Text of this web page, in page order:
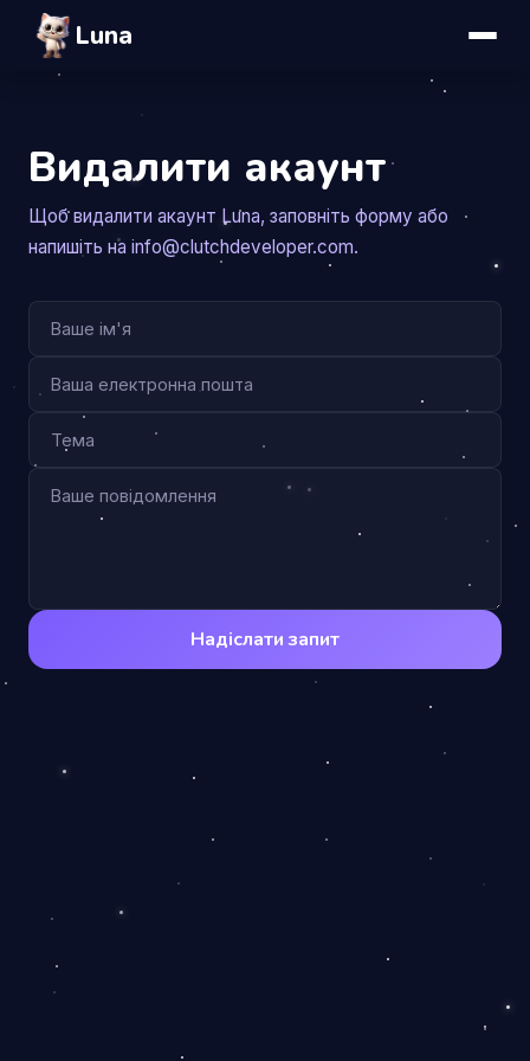
Luna
Видалити акаунт
Щоб видалити акаунт Luna, заповніть форму або
напишіть на info@clutchdeveloper.com.
Надіслати запит